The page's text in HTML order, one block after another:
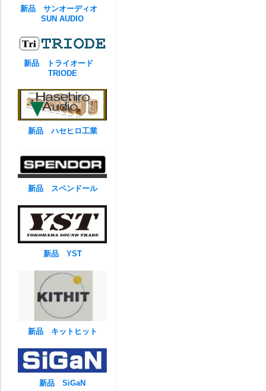
新品 サンオーディオ
SUN AUDIO
新品 トライオード
TRIODE
新品 ハセヒロ工業
新品 スペンドール
新品 YST
新品 キットヒット
新品 SiGaN